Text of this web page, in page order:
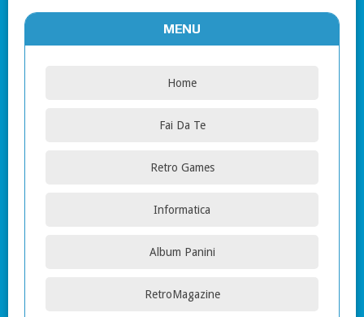
MENU
Home
Fai Da Te
Retro Games
Informatica
Album Panini
RetroMagazine